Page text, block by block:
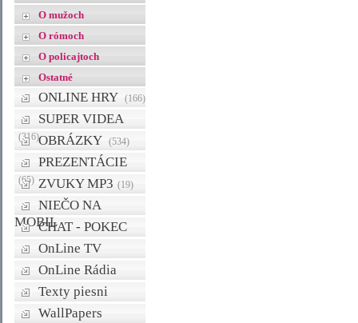
O mužoch
O rómoch
O policajtoch
Ostatné
ONLINE HRY (166)
SUPER VIDEA
(316)OBRÁZKY (534)
PREZENTÁCIE
(65) ZVUKY MP3 (19)
NIEČO NA
MOBILCHAT - POKEC
OnLine TV
OnLine Rádia
Texty piesni
WallPapers